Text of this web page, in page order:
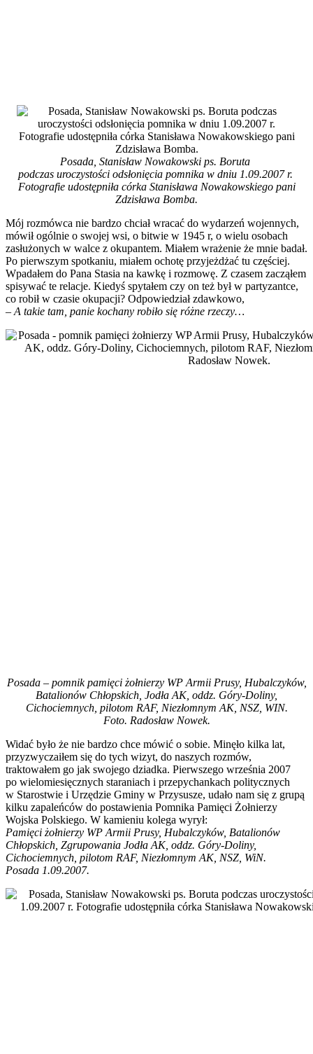
Posada, Stanisław Nowakowski ps. Boruta
podczas uroczystości odsłonięcia pomnika w dniu 1.09.2007 r.
Fotografie udostępniła córka Stanisława Nowakowskiego pani
Zdzisława Bomba.
Mój rozmówca nie bardzo chciał wracać do wydarzeń wojennych,
mówił ogólnie o swojej wsi, o bitwie w 1945 r, o wielu osobach
zasłużonych w walce z okupantem. Miałem wrażenie że mnie badał.
Po pierwszym spotkaniu, miałem ochotę przyjeżdżać tu częściej.
Wpadałem do Pana Stasia na kawkę i rozmowę. Z czasem zacząłem
spisywać te relacje. Kiedyś spytałem czy on też był w partyzantce,
co robił w czasie okupacji? Odpowiedział zdawkowo,
– A takie tam, panie kochany robiło się różne rzeczy…
Posada – pomnik pamięci żołnierzy WP Armii Prusy, Hubalczyków,
Batalionów Chłopskich, Jodła AK, oddz. Góry-Doliny,
Cichociemnych, pilotom RAF, Niezłomnym AK, NSZ, WIN.
Foto. Radosław Nowek.
Widać było że nie bardzo chce mówić o sobie. Minęło kilka lat,
przyzwyczaiłem się do tych wizyt, do naszych rozmów,
traktowałem go jak swojego dziadka. Pierwszego września 2007
po wielomiesięcznych staraniach i przepychankach politycznych
w Starostwie i Urzędzie Gminy w Przysusze, udało nam się z grupą
kilku zapaleńców do postawienia Pomnika Pamięci Żołnierzy
Wojska Polskiego. W kamieniu kolega wyrył:
Pamięci żołnierzy WP Armii Prusy, Hubalczyków, Batalionów
Chłopskich, Zgrupowania Jodła AK, oddz. Góry-Doliny,
Cichociemnych, pilotom RAF, Niezłomnym AK, NSZ, WiN.
Posada 1.09.2007.